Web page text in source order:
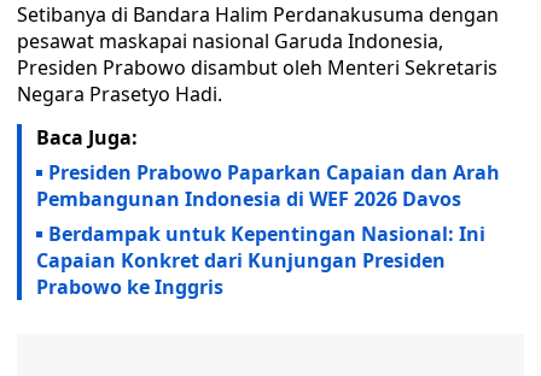
Setibanya di Bandara Halim Perdanakusuma dengan
pesawat maskapai nasional Garuda Indonesia,
Presiden Prabowo disambut oleh Menteri Sekretaris
Negara Prasetyo Hadi.
Baca Juga:
Presiden Prabowo Paparkan Capaian dan Arah
Pembangunan Indonesia di WEF 2026 Davos
Berdampak untuk Kepentingan Nasional: Ini
Capaian Konkret dari Kunjungan Presiden
Prabowo ke Inggris